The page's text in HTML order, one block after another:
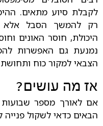
לקבלת סיוע מתאים.
רק להמשך הסבל אלא
היכולת, חוסר האונים
נמנעת גם האפשרות
הצבאי למקור כוח ותחושת
אז מה עושים?
אם לאורך מספר
הבאים כדאי לשקול פנייה